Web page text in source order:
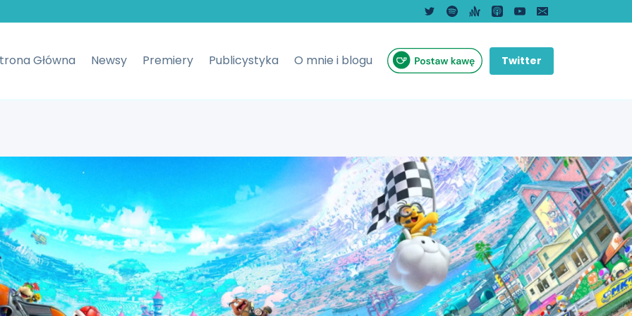
Główna Newsy Premiery Publicystyka O mnie i blogu Twitter